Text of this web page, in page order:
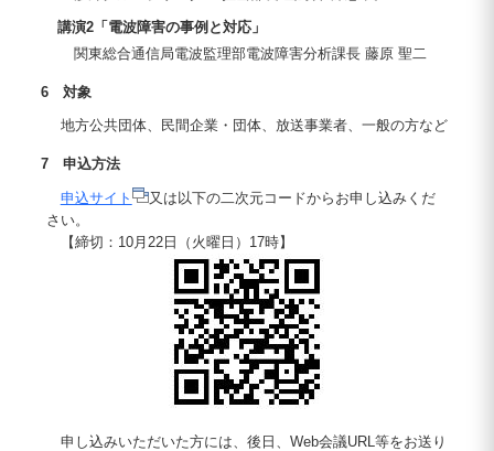
講演2「電波障害の事例と対応」
関東総合通信局電波監理部電波障害分析課長 藤原 聖二
6 対象
地方公共団体、民間企業・団体、放送事業者、一般の方など
7 申込方法
申込サイト
又は以下の二次元コードからお申し込みくだ
さい。
【締切：10月22日（火曜日）17時】
申し込みいただいた方には、後日、Web会議URL等をお送り